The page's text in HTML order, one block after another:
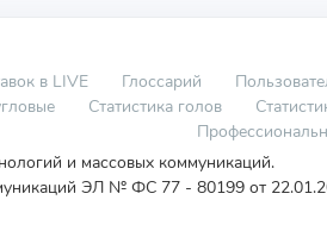
в LIVE Глоссарий
Статистика голов
и массовых коммуникаций.
ЭЛ № ФС 77 - 80199 от